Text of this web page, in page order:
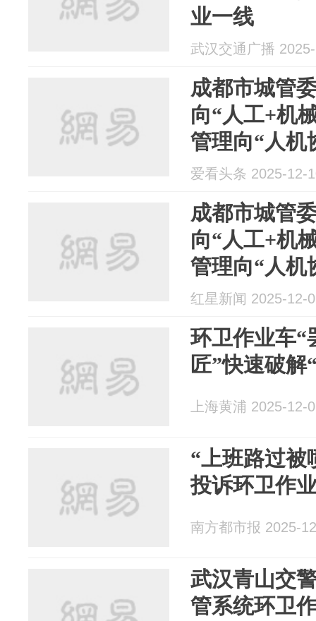
业一线
武汉交通广播
成都市城管
向“人工+机
管理向“人机
爱看头条 2025-12-
成都市城管
向“人工+机
管理向“人机
红星新闻 2025-12-
环卫作业车“
匠”快速破解
上海黄浦 2025-12-
“上班路过被
投诉环卫作
南方都市报 2025-
武汉青山交
管系统环卫